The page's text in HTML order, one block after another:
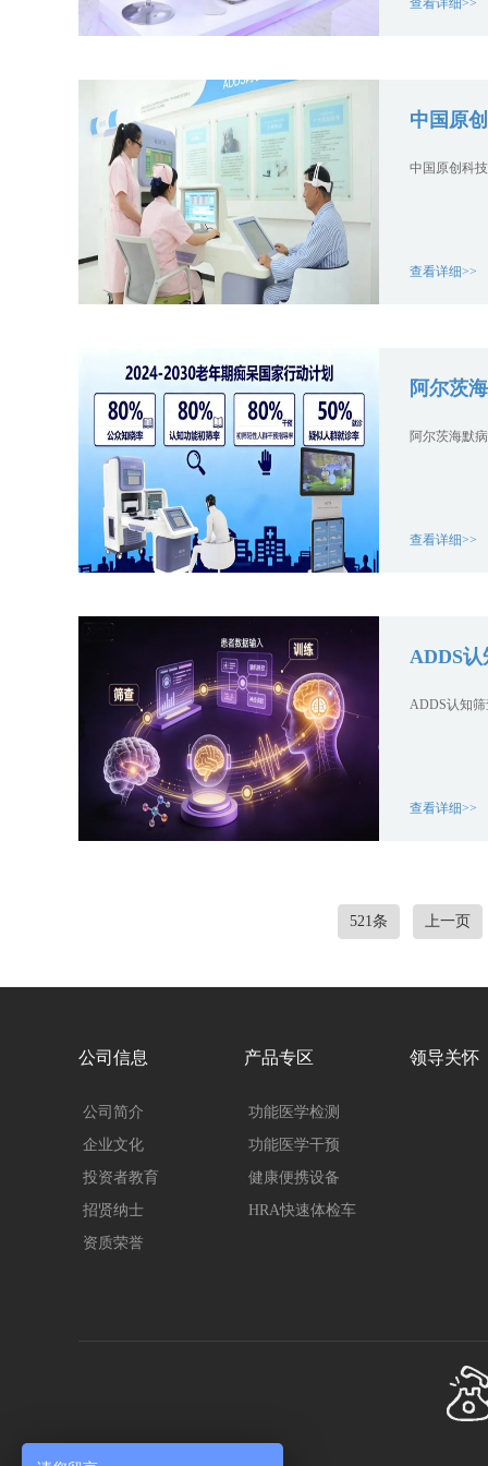
查看详细>>
中国原
中国原创科
查看详细>>
阿尔茨
阿尔茨海默
查看详细>>
ADDS
ADDS认知
查看详细>>
521条 上一页
公司信息
公司简介
企业文化
投资者教育
招贤纳士
资质荣誉
产品专区
功能医学检测
功能医学干预
健康便携设备
HRA快速体检车
领导关怀